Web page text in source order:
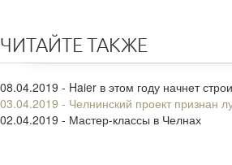
ЧИТАЙТЕ ТАКЖЕ
08.04.2019 - Haier в этом году начнет
03.04.2019 - Челнинский проект признан
02.04.2019 - Мастер-классы в Челнах